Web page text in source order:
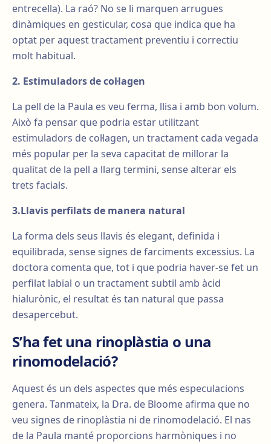
entrecella). La raó? No se li marquen arrugues
dinàmiques en gesticular, cosa que indica que ha
optat per aquest tractament preventiu i correctiu
molt habitual.
2. Estimuladors de col·lagen
La pell de la Paula es veu ferma, llisa i amb bon volum.
Això fa pensar que podria estar utilitzant
estimuladors de col·lagen, un tractament cada vegada
més popular per la seva capacitat de millorar la
qualitat de la pell a llarg termini, sense alterar els
trets facials.
3.Llavis perfilats de manera natural
La forma dels seus llavis és elegant, definida i
equilibrada, sense signes de farciments excessius. La
doctora comenta que, tot i que podria haver-se fet un
perfilat labial o un tractament subtil amb àcid
hialurònic, el resultat és tan natural que passa
desapercebut.
S’ha fet una rinoplàstia o una
rinomodelació?
Aquest és un dels aspectes que més especulacions
genera. Tanmateix, la Dra. de Bloome afirma que no
veu signes de rinoplàstia ni de rinomodelació. El nas
de la Paula manté proporcions harmòniques i no